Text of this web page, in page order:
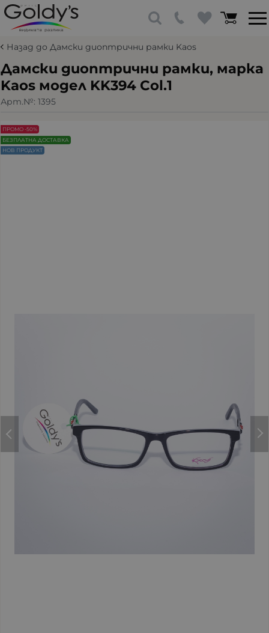
Назад до Дамски диоптрични рамки Kaos
Дамски диоптрични рамки, марка
Kaos модел KK394 Col.1
Арт.№: 1395
ПРОМО -50%
БЕЗПЛАТНА ДОСТАВКА
НОВ ПРОДУКТ